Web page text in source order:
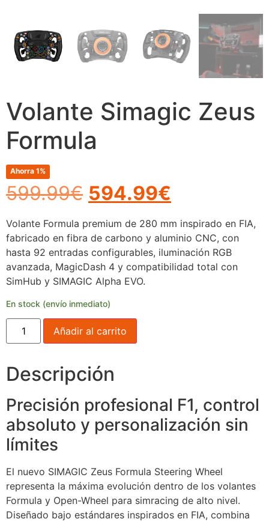
Volante Simagic Zeus
Formula
Ahorra 1%
599.99€ 594.99€
Volante Formula premium de 280 mm inspirado en FIA,
fabricado en fibra de carbono y aluminio CNC, con
hasta 92 entradas configurables, iluminación RGB
avanzada, MagicDash 4 y compatibilidad total con
SimHub y SIMAGIC Alpha EVO.
En stock (envío inmediato)
Añadir al carrito
Descripción
Precisión profesional F1, control
absoluto y personalización sin
límites
El nuevo SIMAGIC Zeus Formula Steering Wheel
representa la máxima evolución dentro de los volantes
Formula y Open-Wheel para simracing de alto nivel.
Diseñado bajo estándares inspirados en FIA, combina